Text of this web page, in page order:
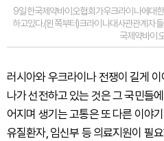
9일한국제약바이오협회가우크라이나에대
하고있다.(왼쪽부터)크라이나대사관관계자
국제약바이
러시아와 우크라이나 전쟁이 길게
나가 선전하고 있는 것은 그 국민들
어지며 생기는 고통은 또 다른 이야
유질환자, 임신부 등 의료지원이 필